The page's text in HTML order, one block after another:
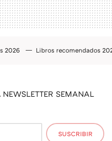
2026 Libros recomendados
SEMANAL
SUSCRIBIR